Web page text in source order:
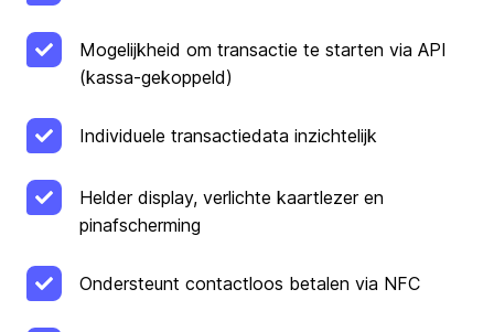
Mogelijkheid om transactie te starten via API
(kassa-gekoppeld)
Individuele transactiedata inzichtelijk
Helder display, verlichte kaartlezer en
pinafscherming
Ondersteunt contactloos betalen via NFC